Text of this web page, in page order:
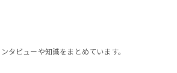
タビューや知識をまとめています。